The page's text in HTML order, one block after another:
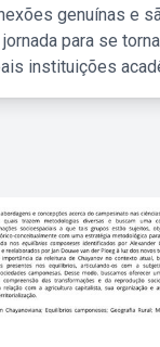
genuínas e
para se
instituições